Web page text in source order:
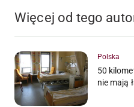
Więcej od tego
Polska
50
nie mają